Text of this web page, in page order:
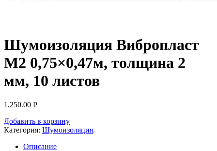
Шумоизоляция Вибропласт
M2 0,75×0,47м, толщина 2
мм, 10 листов
1,250.00 Р
Добавить в корзину
Категория: Шумоизоляция.
Описание